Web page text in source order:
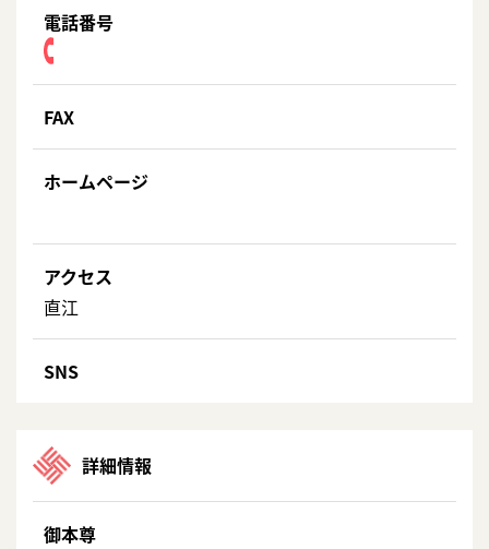
電話番号
FAX
ホームページ
アクセス
直江
SNS
詳細情報
御本尊